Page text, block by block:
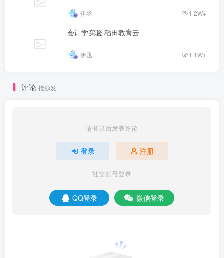
伊丞 1.2W+
会计学实验 稻田教育云
伊丞 1.1W+
评论 抢沙发
请登录后发表评论
登录 注册
社交账号登录
QQ登录 微信登录